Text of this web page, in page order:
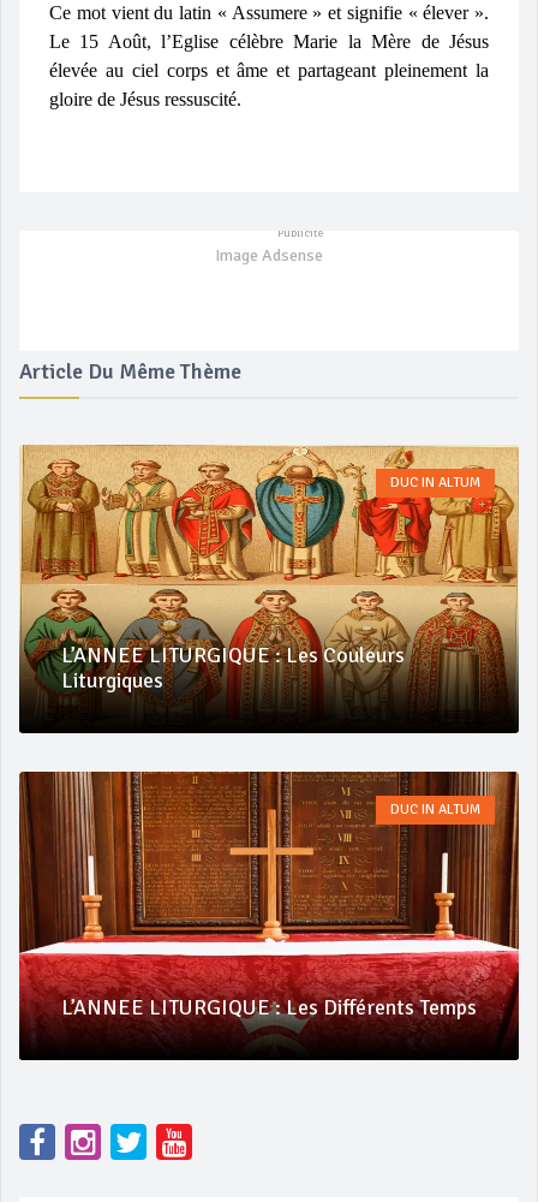
Ce mot vient du latin « Assumere » et signifie « élever ».
Le 15 Août, l’Eglise célèbre Marie la Mère de Jésus
élevée au ciel corps et âme et partageant pleinement la
gloire de Jésus ressuscité.
Image Adsense
Article Du Même Thème
DUC IN ALTUM
L’ANNEE LITURGIQUE : Les Couleurs
Liturgiques
DUC IN ALTUM
L’ANNEE LITURGIQUE : Les Différents Temps